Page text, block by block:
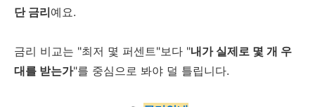
단 금리예요.
금리 비교는 "최저 몇 퍼센트"보다 "내가 실제로 몇 개 우
대를 받는가"를 중심으로 봐야 덜 틀립니다.